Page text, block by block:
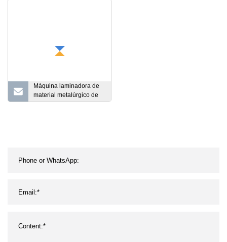
de gusano grande OEM
para camión
Máquina laminadora de
material metalúrgico de
acero Tipo SWC